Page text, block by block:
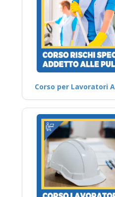
Corso per Lavoratori